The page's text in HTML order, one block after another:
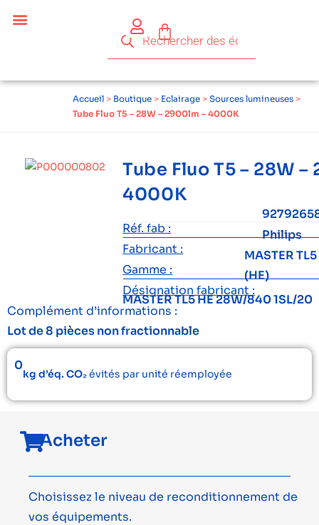
Accueil > Boutique > Eclairage > Sources lumineuses >
Tube Fluo T5 – 28W – 2900lm – 4000K
Tube Fluo T5 – 28W
4000K
Réf. fab :
Fabricant :
Philips
Gamme :
MASTER
(HE)
Désignation fabricant :
MASTER TL5 HE 28W/840 1SL/20
Complément d’informations :
Lot de 8 pièces non fractionnable
0
kg d’éq. CO₂évités par unité réemployée
Acheter
Choisissez le niveau de reconditionnement de
vos équipements.